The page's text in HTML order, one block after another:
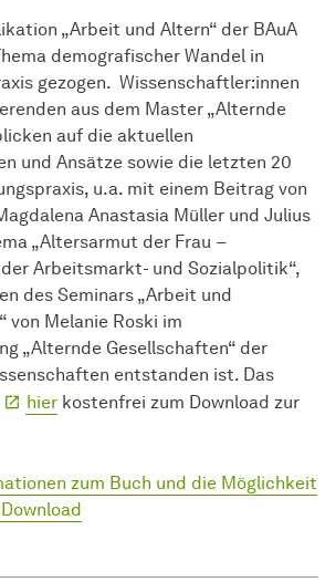
„Arbeit und Altern“ der BAuA
demografischer Wandel in
gezogen. Wissenschaftler:innen
aus dem Master „Alternde
auf die aktuellen
und Ansätze sowie die letzten 20
u.a. mit einem Beitrag von
Anastasia Müller und Julius
„Altersarmut der Frau −
Arbeitsmarkt- und Sozialpolitik“,
des Seminars „Arbeit und
von Melanie Roski im
„Alternde Gesellschaften“ der
entstanden ist. Das
hier kostenfrei zum Download zur
zum Buch und die Möglichkeit